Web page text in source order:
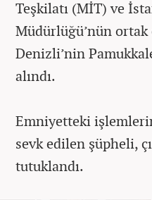
Teşkilatı (MİT) ve
Müdürlüğü’nün ortak
Denizli’nin
alındı.
Emniyetteki
sevk edilen şüpheli,
tutuklandı.